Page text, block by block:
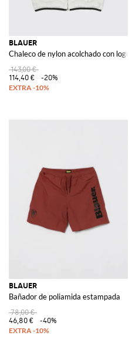
BLAUER
Chaleco de nylon acolchado con logo
143,00 €
114,40 €
-20%
BLAUER
Bañador de poliamida estampada
78,00 €
46,80 €
-40%